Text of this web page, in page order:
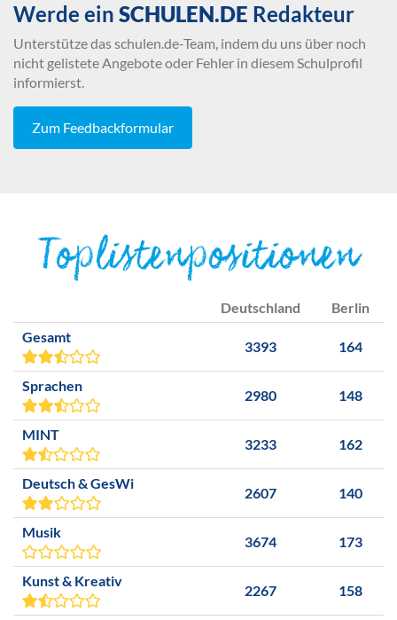
Werde ein SCHULEN.DE Redakteur
Unterstütze das schulen.de-Team, indem du uns über noch
nicht gelistete Angebote oder Fehler in diesem Schulprofil
informierst.
Zum Feedbackformular
Toplistenpositionen
Deutschland
Berlin
Gesamt
3393 164
Sprachen
2980 148
MINT
3233 162
Deutsch & GesWi
2607 140
Musik
3674 173
Kunst & Kreativ
2267 158